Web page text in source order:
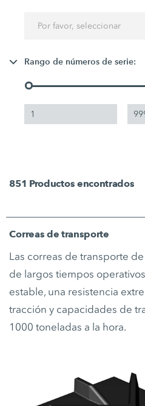
Por favor, seleccionar
Rango de números de serie:
851 Productos encontrados
Correas de transporte
Las correas de transporte
de largos tiempos
estable, una resistencia
tracción y capacidades de
1000 toneladas a la hora.